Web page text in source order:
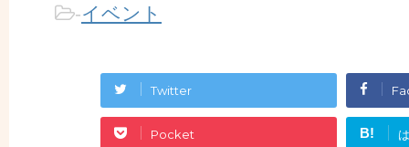
-イベント
Twitter
Pocket B!